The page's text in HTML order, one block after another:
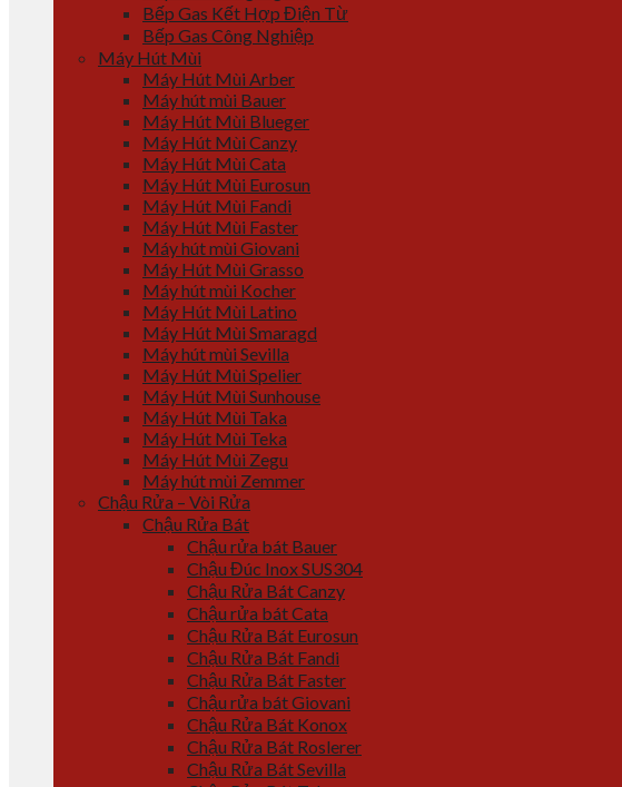
Bếp Gas Kết Hợp Điện Từ
Bếp Gas Công Nghiệp
Máy Hút Mùi
Máy Hút Mùi Arber
Máy hút mùi Bauer
Máy Hút Mùi Blueger
Máy Hút Mùi Canzy
Máy Hút Mùi Cata
Máy Hút Mùi Eurosun
Máy Hút Mùi Fandi
Máy Hút Mùi Faster
Máy hút mùi Giovani
Máy Hút Mùi Grasso
Máy hút mùi Kocher
Máy Hút Mùi Latino
Máy Hút Mùi Smaragd
Máy hút mùi Sevilla
Máy Hút Mùi Spelier
Máy Hút Mùi Sunhouse
Máy Hút Mùi Taka
Máy Hút Mùi Teka
Máy Hút Mùi Zegu
Máy hút mùi Zemmer
Chậu Rửa – Vòi Rửa
Chậu Rửa Bát
Chậu rửa bát Bauer
Chậu Đúc Inox SUS304
Chậu Rửa Bát Canzy
Chậu rửa bát Cata
Chậu Rửa Bát Eurosun
Chậu Rửa Bát Fandi
Chậu Rửa Bát Faster
Chậu rửa bát Giovani
Chậu Rửa Bát Konox
Chậu Rửa Bát Roslerer
Chậu Rửa Bát Sevilla